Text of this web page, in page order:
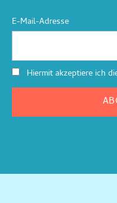
E-Mail-Adresse
Hiermit akzeptiere ich